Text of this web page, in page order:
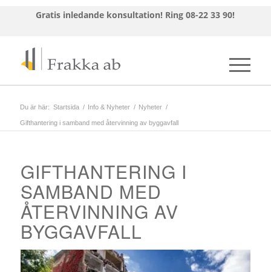
Gratis inledande konsultation! Ring 08-22 33 90!
Du är här: Startsida / Info & Nyheter / Nyheter /
Gifthantering i samband med återvinning av byggavfall
GIFTHANTERING I
SAMBAND MED
ÅTERVINNING AV
BYGGAVFALL